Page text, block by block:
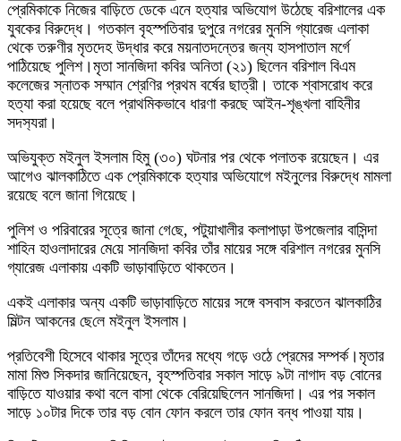
প্রেমিকাকে নিজের বাড়িতে ডেকে এনে হত্যার অভিযোগ উঠেছে বরিশালের এক
যুবকের বিরুদ্ধে। গতকাল বৃহস্পতিবার দুপুরে নগরের মুনসি গ্যারেজ এলাকা
থেকে তরুণীর মৃতদেহ উদ্ধার করে ময়নাতদন্তের জন্য হাসপাতাল মর্গে
পাঠিয়েছে পুলিশ।মৃতা সানজিদা কবির অনিতা (২১) ছিলেন বরিশাল বিএম
কলেজের স্নাতক সম্মান শ্রেণির প্রথম বর্ষের ছাত্রী। তাকে শ্বাসরোধ করে
হত্যা করা হয়েছে বলে প্রাথমিকভাবে ধারণা করছে আইন-শৃঙ্খলা বা‌হিনীর
সদস‌্যরা।
অভিযুক্ত মইনুল ইসলাম হিমু (৩০) ঘটনার পর থেকে পলাতক রয়েছেন। এর
আগেও ঝালকাঠিতে এক প্রেমিকাকে হত্যার অভিযোগে মইনুলের বিরুদ্ধে মামলা
রয়েছে বলে জানা গিয়েছে।
পুলিশ ও পরিবারের সূত্রে জানা গে‌ছে, পটুয়াখালীর কলাপাড়া উপজেলার বাসিন্দা
শাহিন হাওলাদারের মে‌য়ে সানজিদা কবির তাঁর মায়ের সঙ্গে বরিশাল নগরের মুনসি
গ্যারেজ এলাকায় একটি ভাড়াবাড়িতে থাকতেন।
একই এলাকার অন্য একটি ভাড়াবাড়িতে মায়ের সঙ্গে বসবাস করতেন ঝালকাঠির
মিল্টন আকনের ছে‌লে মইনুল ইসলাম।
প্রতিবেশী হিসেবে থাকার সূত্রে তাঁদের মধ্যে গড়ে ওঠে প্রেমের সম্পর্ক।মৃতার
মামা মিশু সিকদার জানিয়েছেন, বৃহস্পতিবার সকাল সাড়ে ৯টা নাগাদ বড় বোনের
বাড়িতে যাওয়ার কথা বলে বাসা থেকে বেরিয়েছিলেন সানজিদা। এর পর সকাল
সাড়ে ১০টার দিকে তার বড় বোন ফোন করলে তার ফোন বন্ধ পাওয়া যায়।